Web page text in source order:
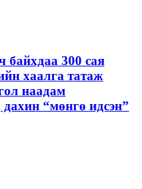
300 сая
хаалга татаж
наадам
“мөнгө идсэн”